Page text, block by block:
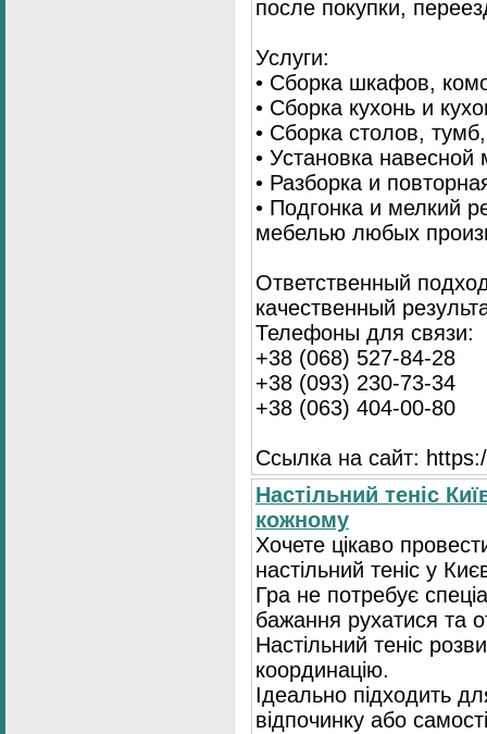
после покупки,
Услуги:
• Сборка шкафов,
• Сборка кухонь и
• Сборка столов,
• Установка
• Разборка и
• Подгонка и мелкий
мебелью любых
Ответственный
качественный
Телефоны для связи:
+38 (068) 527-84-28
+38 (093) 230-73-34
+38 (063) 404-00-80
Ссылка на сайт:
Настільний теніс
кожному
Хочете цікаво
настільний теніс у
Гра не потребує
бажання рухатися та
Настільний теніс
координацію.
Ідеально підходить
відпочинку або